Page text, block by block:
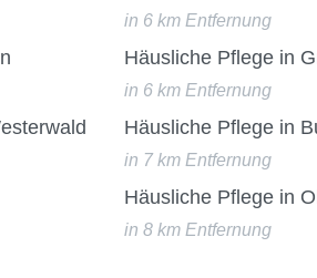
in 6 km Entfernung
Häusliche Pflege in
in 6 km Entfernung
Häusliche Pflege in
in 7 km Entfernung
Häusliche Pflege in
in 8 km Entfernung